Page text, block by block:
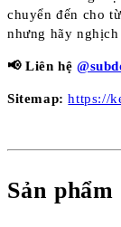
chuyển đến cho
nhưng hãy
📢 Liên hệ
Sitemap: https://
Sản